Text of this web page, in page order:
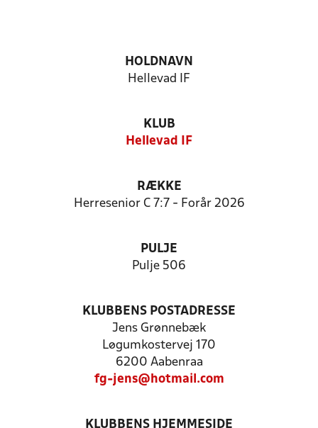
HOLDNAVN
Hellevad IF
KLUB
Hellevad IF
RÆKKE
Herresenior C 7:7 - Forår 2026
PULJE
Pulje 506
KLUBBENS POSTADRESSE
Jens Grønnebæk
Løgumkostervej 170
6200 Aabenraa
fg-jens@hotmail.com
KLUBBENS HJEMMESIDE